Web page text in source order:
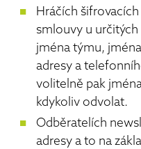
Hráčích
smlouvy u
jména týmu,
adresy a
volitelně pak
kdykoliv odvolat.
Odběratelích
adresy a to na